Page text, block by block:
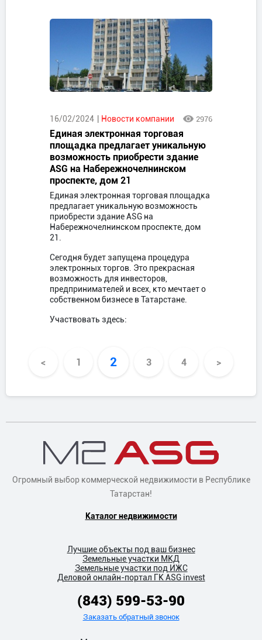
16/02/2024 Новости компании 2976
Единая электронная торговая
площадка предлагает уникальную
возможность приобрести здание
ASG на Набережночелнинском
проспекте, дом 21
Единая электронная торговая площадка
предлагает уникальную возможность
приобрести здание ASG на
Набережночелнинском проспекте, дом
21.
Сегодня будет запущена процедура
электронных торгов. Это прекрасная
возможность для инвесторов,
предпринимателей и всех, кто мечтает о
собственном бизнесе в Татарстане.
Участвовать здесь:
< 1 2 3 4 >
Огромный выбор коммерческой недвижимости в Республике
Татарстан!
Каталог недвижимости
Лучшие объекты под ваш бизнес
Земельные участки МКД
Земельные участки под ИЖС
Деловой онлайн-портал ГК ASG invest
(843) 599-53-90
Заказать обратный звонок